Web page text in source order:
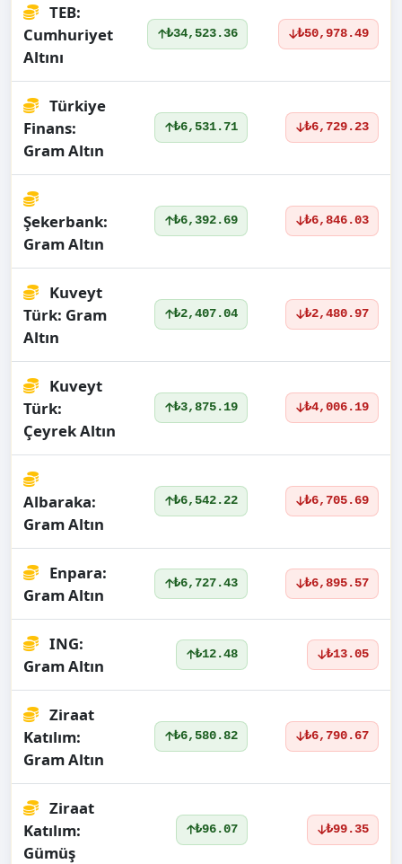
TEB:
Cumhuriyet
Altını
₺34,523.36 ₺50,978.49
Türkiye
Finans:
Gram Altın
₺6,531.71 ₺6,729.23
Şekerbank:
Gram Altın
₺6,392.69 ₺6,846.03
Kuveyt
Türk: Gram
Altın
₺2,407.04 ₺2,480.97
Kuveyt
Türk:
Çeyrek Altın
₺3,875.19 ₺4,006.19
Albaraka:
Gram Altın
₺6,542.22 ₺6,705.69
Enpara:
Gram Altın
₺6,727.43 ₺6,895.57
ING:
Gram Altın
₺12.48 ₺13.05
Ziraat
Katılım:
Gram Altın
₺6,580.82 ₺6,790.67
Ziraat
Katılım:
Gümüş
₺96.07 ₺99.35